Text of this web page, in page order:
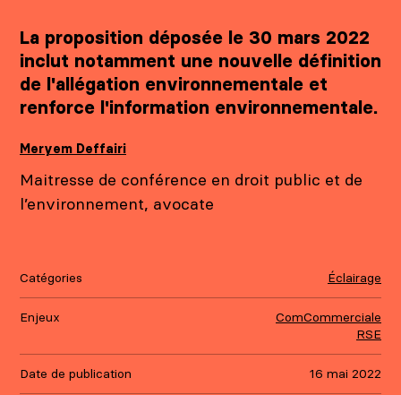
La proposition déposée le 30 mars 2022
inclut notamment une nouvelle définition
de l'allégation environnementale et
renforce l'information environnementale.
Meryem Deffairi
Maitresse de conférence en droit public et de
l’environnement, avocate
Catégories Éclairage
Enjeux
ComCommerciale
RSE
Date de publication 16 mai 2022